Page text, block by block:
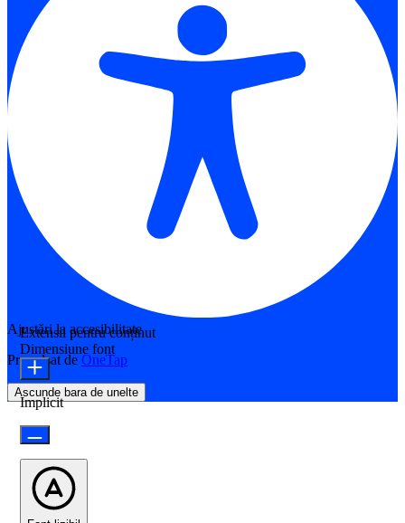
Ajustări la accesibilitate
Propulsat de OneTap
Ascunde bara de unelte
Extensii pentru conținut
Dimensiune font
Implicit